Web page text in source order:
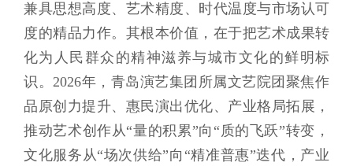
兼具思想高度、艺术精度、时代温度与市场认可
度的精品力作。其根本价值，在于把艺术成果转
化为人民群众的精神滋养与城市文化的鲜明标
识。2026年，青岛演艺集团所属文艺院团聚焦作
品原创力提升、惠民演出优化、产业格局拓展，
推动艺术创作从“量的积累”向“质的飞跃”转变，
文化服务从“场次供给”向“精准普惠”迭代，产业